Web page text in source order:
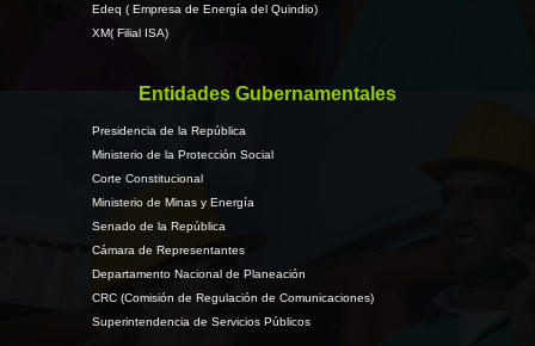
Edeq ( Empresa de Energía del Quindio)
XM( Filial ISA)
Entidades Gubernamentales
Presidencia de la República
Ministerio de la Protección Social
Corte Constitucional
Ministerio de Minas y Energía
Senado de la República
Cámara de Representantes
Departamento Nacional de Planeación
CRC (Comisión de Regulación de Comunicaciones)
Superintendencia de Servicios Públicos